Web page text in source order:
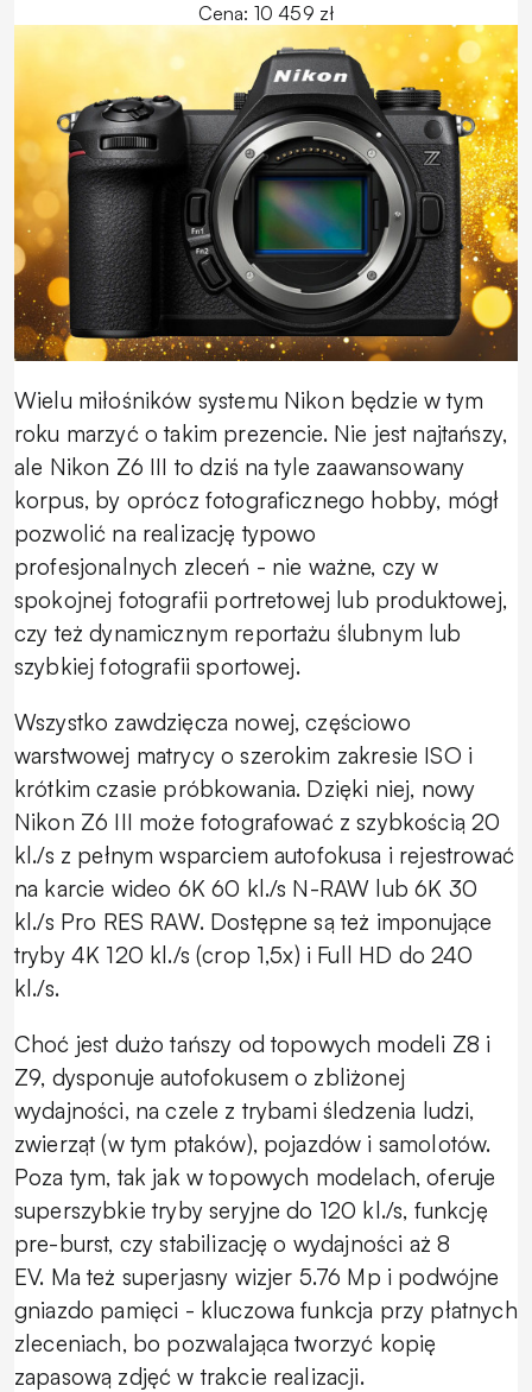
Cena: 10 459 zł
Wielu miłośników systemu Nikon będzie w tym
roku marzyć o takim prezencie. Nie jest najtańszy,
ale Nikon Z6 III to dziś na tyle zaawansowany
korpus, by oprócz fotograficznego hobby, mógł
pozwolić na realizację typowo
profesjonalnych zleceń - nie ważne, czy w
spokojnej fotografii portretowej lub produktowej,
czy też dynamicznym reportażu ślubnym lub
szybkiej fotografii sportowej.
Wszystko zawdzięcza nowej, częściowo
warstwowej matrycy o szerokim zakresie ISO i
krótkim czasie próbkowania. Dzięki niej, nowy
Nikon Z6 III może fotografować z szybkością 20
kl./s z pełnym wsparciem autofokusa i rejestrować
na karcie wideo 6K 60 kl./s N-RAW lub 6K 30
kl./s Pro RES RAW. Dostępne są też imponujące
tryby 4K 120 kl./s (crop 1,5x) i Full HD do 240
kl./s.
Choć jest dużo tańszy od topowych modeli Z8 i
Z9, dysponuje autofokusem o zbliżonej
wydajności, na czele z trybami śledzenia ludzi,
zwierząt (w tym ptaków), pojazdów i samolotów.
Poza tym, tak jak w topowych modelach, oferuje
superszybkie tryby seryjne do 120 kl./s, funkcję
pre-burst, czy stabilizację o wydajności aż 8
EV. Ma też superjasny wizjer 5.76 Mp i podwójne
gniazdo pamięci - kluczowa funkcja przy płatnych
zleceniach, bo pozwalająca tworzyć kopię
zapasową zdjęć w trakcie realizacji.